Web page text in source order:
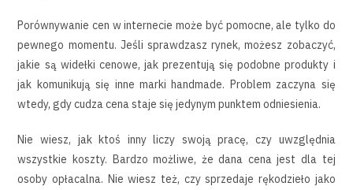
Porównywanie cen w internecie może być pomocne, ale tylko do
pewnego momentu. Jeśli sprawdzasz rynek, możesz zobaczyć,
jakie są widełki cenowe, jak prezentują się podobne produkty i
jak komunikują się inne marki handmade. Problem zaczyna się
wtedy, gdy cudza cena staje się jedynym punktem odniesienia.
Nie wiesz, jak ktoś inny liczy swoją pracę, czy uwzględnia
wszystkie koszty. Bardzo możliwe, że dana cena jest dla tej
osoby opłacalna. Nie wiesz też, czy sprzedaje rękodzieło jako